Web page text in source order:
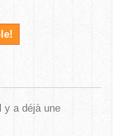
y a déjà une